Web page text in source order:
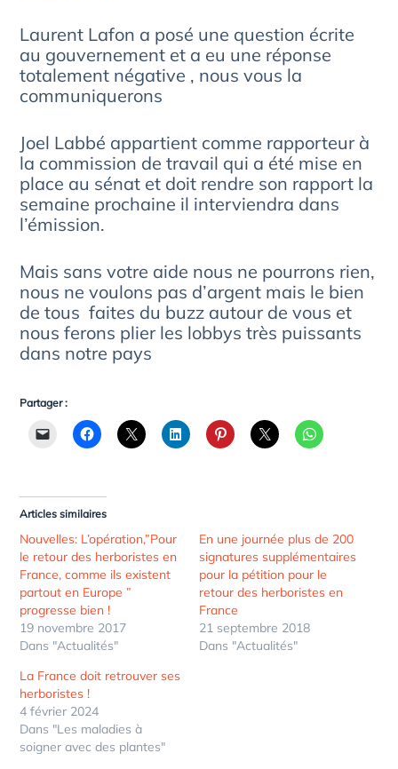
Laurent Lafon a posé une question écrite
au gouvernement et a eu une réponse
totalement négative , nous vous la
communiquerons
Joel Labbé appartient comme rapporteur à
la commission de travail qui a été mise en
place au sénat et doit rendre son rapport la
semaine prochaine il interviendra dans
l’émission.
Mais sans votre aide nous ne pourrons rien,
nous ne voulons pas d’argent mais le bien
de tous faites du buzz autour de vous et
nous ferons plier les lobbys très puissants
dans notre pays
Partager :
Articles similaires
Nouvelles: L’opération,”Pour
le retour des herboristes en
France, comme ils existent
partout en Europe ”
progresse bien !
19 novembre 2017
Dans "Actualités"
En une journée plus de 200
signatures supplémentaires
pour la pétition pour le
retour des herboristes en
France
21 septembre 2018
Dans "Actualités"
La France doit retrouver ses
herboristes !
4 février 2024
Dans "Les maladies à
soigner avec des plantes"